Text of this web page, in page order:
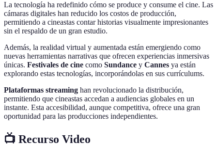
La tecnología ha redefinido cómo se produce y consume el cine. Las
cámaras digitales han reducido los costos de producción,
permitiendo a cineastas contar historias visualmente impresionantes
sin el respaldo de un gran estudio.
Además, la realidad virtual y aumentada están emergiendo como
nuevas herramientas narrativas que ofrecen experiencias inmersivas
únicas. Festivales de cine como Sundance y Cannes ya están
explorando estas tecnologías, incorporándolas en sus currículums.
Plataformas streaming han revolucionado la distribución,
permitiendo que cineastas accedan a audiencias globales en un
instante. Esta accesibilidad, aunque competitiva, ofrece una gran
oportunidad para las producciones independientes.
📺 Recurso Video